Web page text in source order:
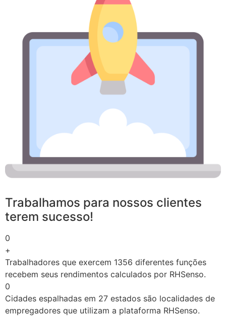
Trabalhamos para nossos clientes
terem sucesso!
0
+
Trabalhadores que exercem 1356 diferentes funções
recebem seus rendimentos calculados por RHSenso.
0
Cidades espalhadas em 27 estados são localidades de
empregadores que utilizam a plataforma RHSenso.